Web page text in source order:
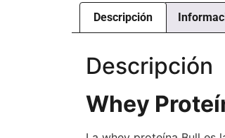
Descripción
Descripción
Whey